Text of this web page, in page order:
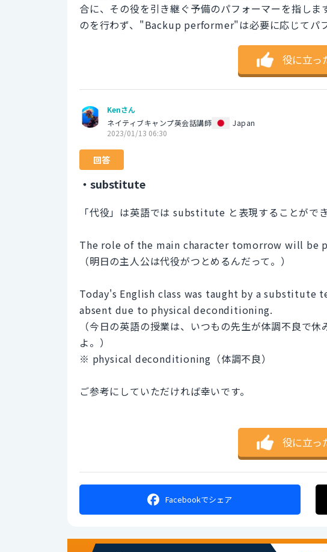
合に、その役を引き継ぐ予備のパフォーマーを指し
のを行わず、"Backup performer"は必要に応じてパフ
役に立っ
Kenさん
ネイティブキャンプ英会話講師
Japan
2023/01/13 06:30
回答
・substitute
「代役」は英語では substitute と表現することができ
The role of the main character tomorrow will be
（明日の主人公は代役がつとめるんだって。）
Today's English class was taught by a substitute
absent due to physical deconditioning.
（今日の英語の授業は、いつもの先生が体調不良で
よ。）
※ physical deconditioning（体調不良）
ご参考にしていただければ幸いです。
役に立っ
Facebookでシェア